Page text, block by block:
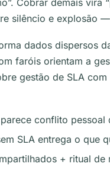
Cobrar demais
silêncio e explosão
dados dispersos
faróis orientam a
gestão de SLA
conflito pessoal
SLA entrega o que
+ ritual